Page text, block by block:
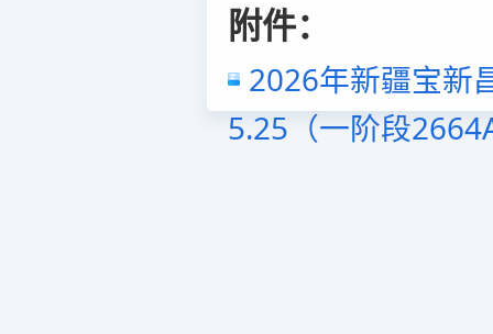
附件：
2026年新疆宝新
5.25（一阶段